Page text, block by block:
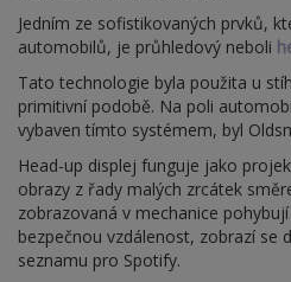
Jedním ze sofistikovaných prvků,
automobilů, je průhledový neboli
Tato technologie byla použita u
primitivní podobě. Na poli
vybaven tímto systémem, byl
Head-up displej funguje jako
obrazy z řady malých zrcátek
zobrazovaná v mechanice
bezpečnou vzdálenost, zobrazí se
seznamu pro Spotify.